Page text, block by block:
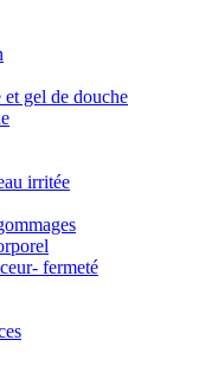
et gel de douche
irritée
fermeté